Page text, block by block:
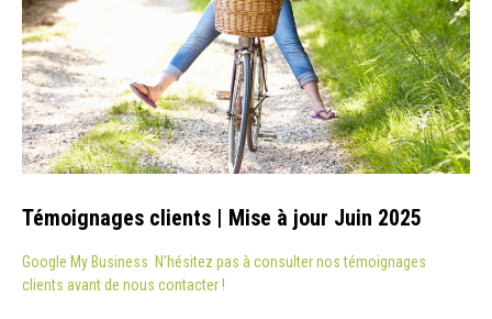
Témoignages clients | Mise à jour Juin 2025
Google My Business N’hésitez pas à consulter nos témoignages
clients avant de nous contacter !